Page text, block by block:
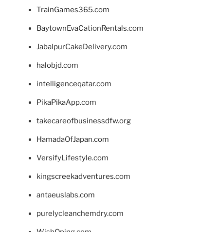
TrainGames365.com
BaytownEvaCationRentals.com
JabalpurCakeDelivery.com
halobjd.com
intelligenceqatar.com
PikaPikaApp.com
takecareofbusinessdfw.org
HamadaOfJapan.com
VersifyLifestyle.com
kingscreekadventures.com
antaeuslabs.com
purelycleanchemdry.com